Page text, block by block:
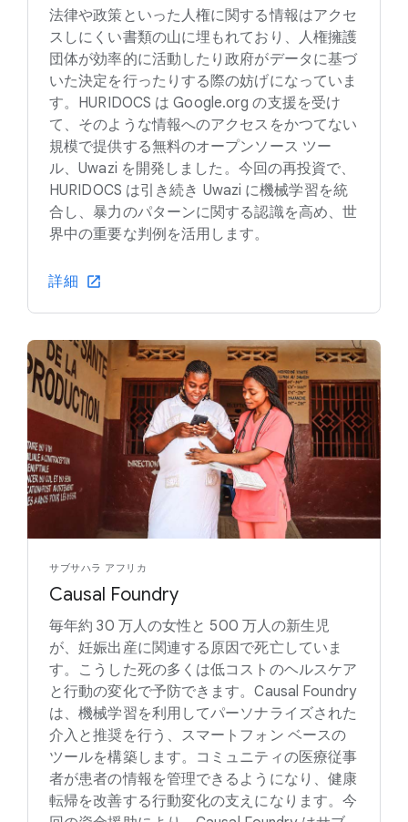
法律や政策といった人権に関する情報はアクセ
スしにくい書類の山に埋もれており、人権擁護
団体が効率的に活動したり政府がデータに基づ
いた決定を行ったりする際の妨げになっていま
す。HURIDOCS は Google.org の支援を受け
て、そのような情報へのアクセスをかつてない
規模で提供する無料のオープンソース ツー
ル、Uwazi を開発しました。今回の再投資で、
HURIDOCS は引き続き Uwazi に機械学習を統
合し、暴力のパターンに関する認識を高め、世
界中の重要な判例を活用します。
詳細
サブサハラ アフリカ
Causal Foundry
毎年約 30 万人の女性と 500 万人の新生児
が、妊娠出産に関連する原因で死亡していま
す。こうした死の多くは低コストのヘルスケア
と行動の変化で予防できます。Causal Foundry
は、機械学習を利用してパーソナライズされた
介入と推奨を行う、スマートフォン ベースの
ツールを構築します。コミュニティの医療従事
者が患者の情報を管理できるようになり、健康
転帰を改善する行動変化の支えになります。今